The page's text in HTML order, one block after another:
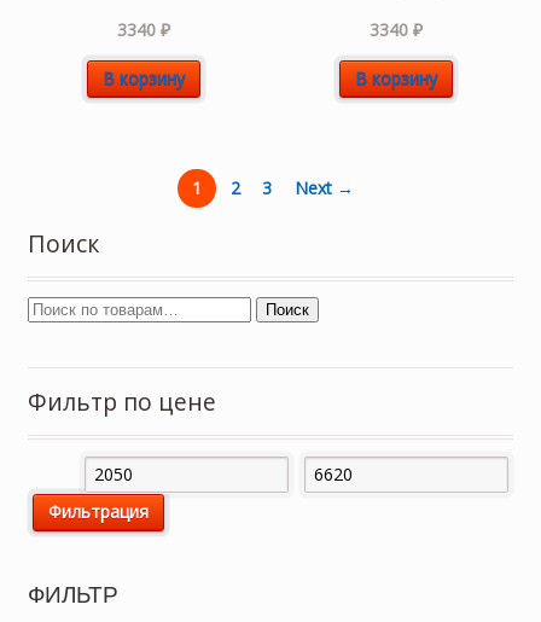
3340₽
В корзину
3340 ₽
В корзину
1 2 3 Next →
Поиск
Поиск
Фильтр по цене
Минимальная
цена
Максимальная
Фильтрация
ФИЛЬТР